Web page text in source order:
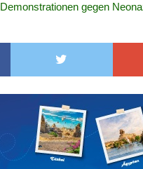
Demonstrationen gegen